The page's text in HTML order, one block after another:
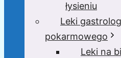
łysieniu
Leki
pokarmowego
Leki na